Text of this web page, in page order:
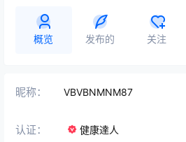
概览 发布的 关注
昵称： VBVBNMNM87
认证： 健康達人